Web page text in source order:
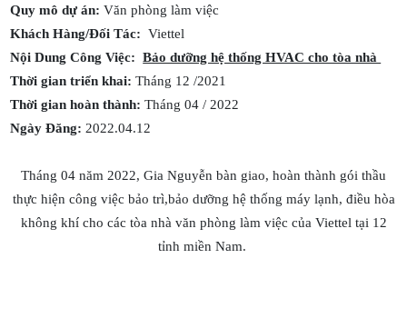
Quy mô dự án:Văn phòng làm việc
Khách Hàng/Đối Tác: Viettel
Nội Dung Công Việc:Bảo dưỡng hệ thống HVAC cho tòa nhà
Thời gian triển khai: Tháng 12 /2021
Thời gian hoàn thành: Tháng 04 / 2022
Ngày Đăng: 2022.04.12
Tháng 04 năm 2022, Gia Nguyễn bàn giao, hoàn thành gói thầu
thực hiện công việc bảo trì,bảo dưỡng hệ thống máy lạnh, điều hòa
không khí cho các tòa nhà văn phòng làm việc của Viettel tại 12
tỉnh miền Nam.